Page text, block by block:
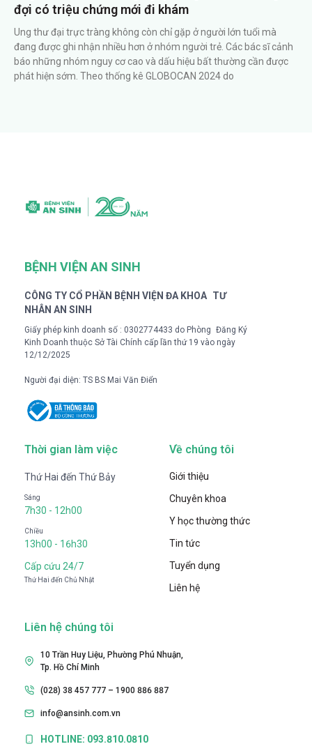
đợi có triệu chứng mới đi khám
Ung thư đại trực tràng không còn chỉ gặp ở người lớn tuổi mà
đang được ghi nhận nhiều hơn ở nhóm người trẻ. Các bác sĩ cảnh
báo những nhóm nguy cơ cao và dấu hiệu bất thường cần được
phát hiện sớm. Theo thống kê GLOBOCAN 2024 do
BỆNH VIỆN AN SINH
CÔNG TY CỔ PHẦN BỆNH VIỆN ĐA KHOA TƯ
NHÂN AN SINH
Giấy phép kinh doanh số : 0302774433 do Phòng Đăng Ký
Kinh Doanh thuộc Sở Tài Chính cấp lần thứ 19 vào ngày
12/12/2025
Người đại diện: TS BS Mai Văn Điển
Thời gian làm việc
Thứ Hai đến Thứ Bảy
Sáng
7h30 - 12h00
Chiều
13h00 - 16h30
Cấp cứu 24/7
Thứ Hai đến Chủ Nhật
Về chúng tôi
Giới thiệu
Chuyên khoa
Y học thường thức
Tin tức
Tuyển dụng
Liên hệ
Liên hệ chúng tôi
10 Trần Huy Liệu, Phường Phú Nhuận,
Tp. Hồ Chí Minh
(028) 38 457 777 – 1900 886 887
info@ansinh.com.vn
HOTLINE: 093.810.0810